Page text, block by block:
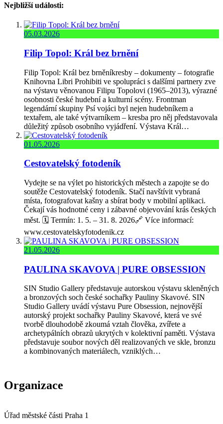
Nejbližší události:
05.03.2026
Filip Topol: Král bez brnění
Filip Topol: Král bez brněníkresby – dokumenty – fotografie
Knihovna Libri Prohibiti ve spolupráci s dalšími partnery zve
na výstavu věnovanou Filipu Topolovi (1965–2013), výrazné
osobnosti české hudební a kulturní scény. Frontman
legendární skupiny Psí vojáci byl nejen hudebníkem a
textařem, ale také výtvarníkem – kresba pro něj představovala
důležitý způsob osobního vyjádření. Výstava Král…
01.05.2026
Cestovatelský fotodeník
Vydejte se na výlet po historických městech a zapojte se do
soutěže Cestovatelský fotodeník. Stačí navštívit vybraná
místa, fotografovat kašny a sbírat body v mobilní aplikaci.
Čekají vás hodnotné ceny i zábavné objevování krás českých
měst. 🗓️ Termín: 1. 5. – 31. 8. 2026🔗 Více informací:
www.cestovatelskyfotodenik.cz
21.05.2026
PAULINA SKAVOVA | PURE OBSESSION
SIN Studio Gallery představuje autorskou výstavu skleněných
a bronzových soch české sochařky Pauliny Skavové. SIN
Studio Gallery uvádí výstavu Pure Obsession, nejnovější
autorský projekt sochařky Pauliny Skavové, která ve své
tvorbě dlouhodobě zkoumá vztah člověka, zvířete a
archetypálních obrazů ukrytých v kolektivní paměti. Výstava
představuje soubor nových děl realizovaných ve skle, bronzu
a kombinovaných materiálech, vzniklých…
Organizace
Úřad městské části Praha 1